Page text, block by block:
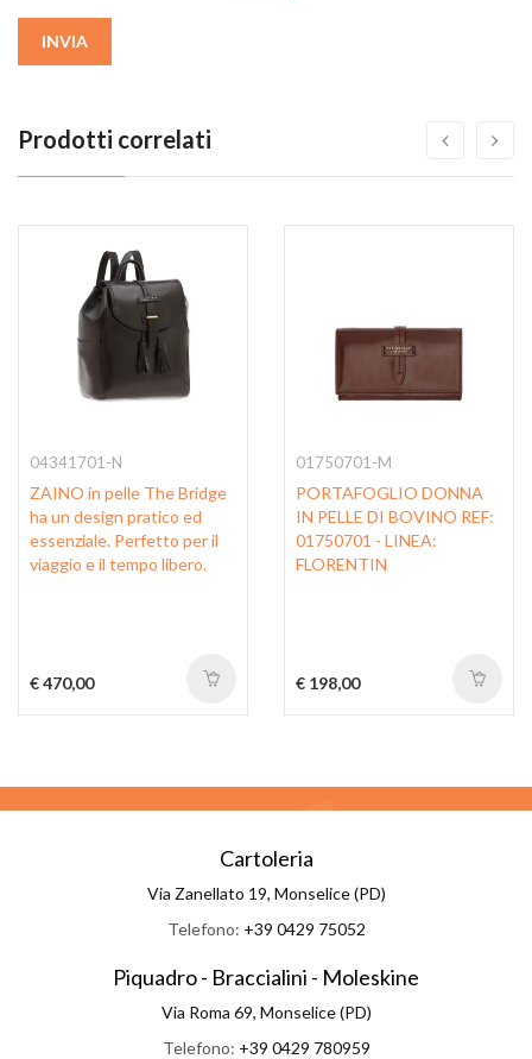
INVIA
Prodotti correlati
04341701-N
ZAINO in pelle The Bridge
ha un design pratico ed
essenziale. Perfetto per il
viaggio e il tempo libero.
€ 470,00
01750701-M
PORTAFOGLIO DONNA
IN PELLE DI BOVINO REF:
01750701 - LINEA:
FLORENTIN
€ 198,00
Cartoleria
Via Zanellato 19, Monselice (PD)
Telefono: +39 0429 75052
Piquadro - Braccialini - Moleskine
Via Roma 69, Monselice (PD)
Telefono: +39 0429 780959